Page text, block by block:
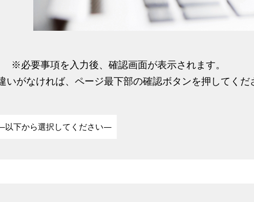
※必要事項を入力後、確認画面が表示されます。
いがなければ、ページ最下部の確認ボタンを押してくだ